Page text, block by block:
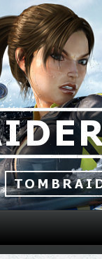
Direkt zum